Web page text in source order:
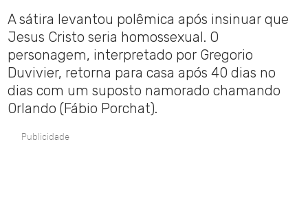
A sátira levantou polêmica após insinuar que
Jesus Cristo seria homossexual. O
personagem, interpretado por Gregorio
Duvivier, retorna para casa após 40 dias no
dias com um suposto namorado chamando
Orlando (Fábio Porchat).
Publicidade